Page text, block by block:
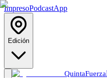
ImpresoPodcastApp
Edición
QuintaFuerza